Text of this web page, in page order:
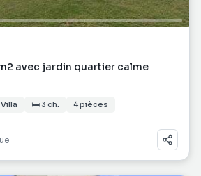
avec jardin quartier calme
🛏 3 ch. 4 pièces